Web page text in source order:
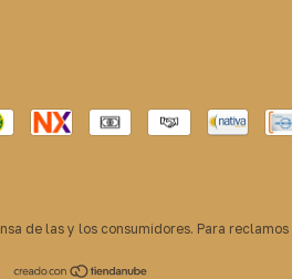
de las y los consumidores. Para reclamos